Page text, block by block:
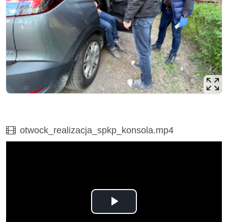
Film
otwock_realizacja_spkp_konsola.mp4
Odtwórz